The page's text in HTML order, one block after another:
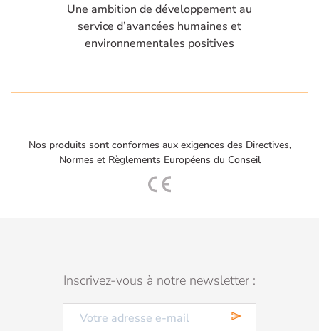
Une ambition de développement au
service d’avancées humaines et
environnementales positives
Nos produits sont conformes aux exigences des Directives,
Normes et Règlements Européens du Conseil
Inscrivez-vous à notre newsletter :
send